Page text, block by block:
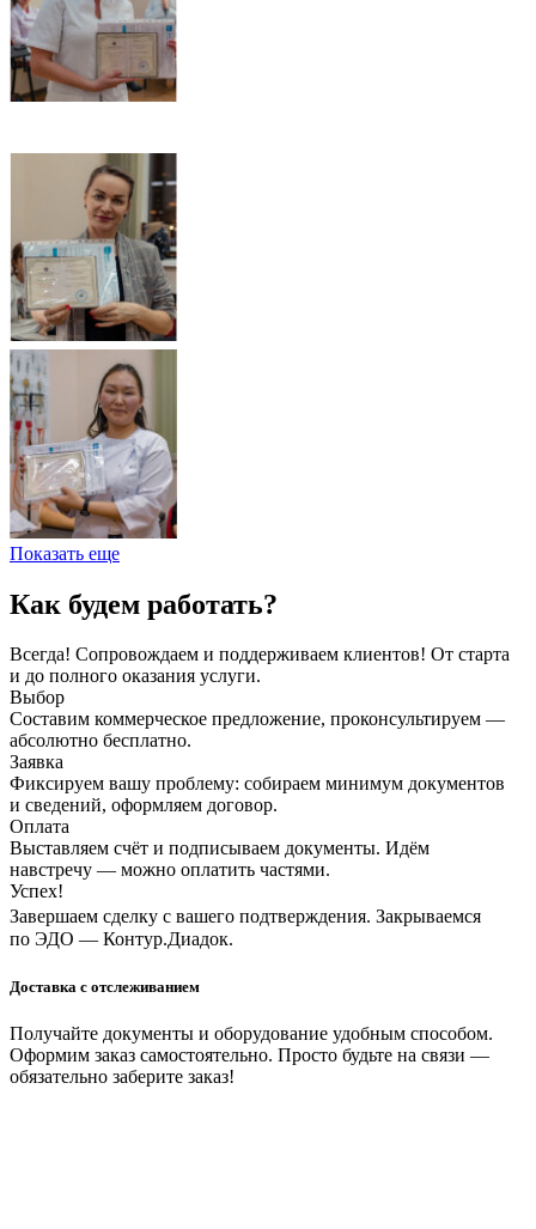
Показать еще
Как будем работать?
Всегда! Сопровождаем и поддерживаем клиентов! От старта
и до полного оказания услуги.
Выбор
Составим коммерческое предложение, проконсультируем —
абсолютно бесплатно.
Заявка
Фиксируем вашу проблему: собираем минимум документов
и сведений, оформляем договор.
Оплата
Выставляем счёт и подписываем документы. Идём
навстречу — можно оплатить частями.
Успех!
Завершаем сделку с вашего подтверждения. Закрываемся
по ЭДО — Контур.Диадок.
Доставка с отслеживанием
Получайте документы и оборудование удобным способом.
Оформим заказ самостоятельно. Просто будьте на связи —
обязательно заберите заказ!